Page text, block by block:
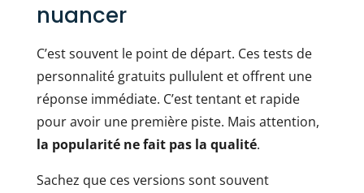
nuancer
C’est souvent le point de départ. Ces tests de
personnalité gratuits pullulent et offrent une
réponse immédiate. C’est tentant et rapide
pour avoir une première piste. Mais attention,
la popularité ne fait pas la qualité.
Sachez que ces versions sont souvent